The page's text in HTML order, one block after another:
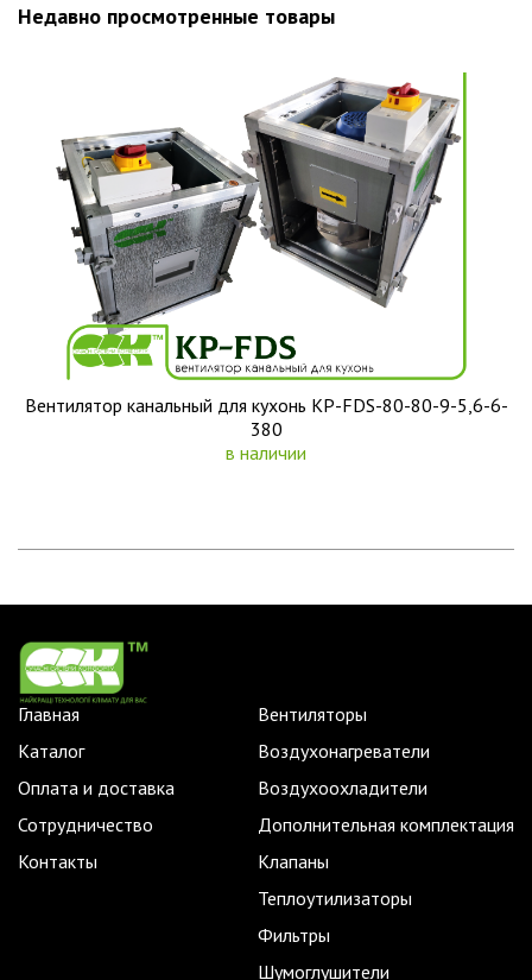
Недавно просмотренные товары
Вентилятор канальный для кухонь KP-FDS-80-80-9-5,6-6-
380
в наличии
Главная
Каталог
Оплата и доставка
Сотрудничество
Контакты
Вентиляторы
Воздухонагреватели
Воздухоохладители
Дополнительная комплектация
Клапаны
Теплоутилизаторы
Фильтры
Шумоглушители